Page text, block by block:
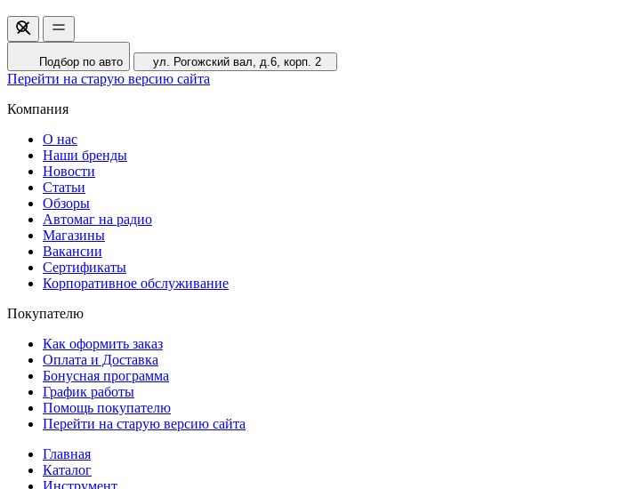
Подбор по авто ул. Рогожский вал, д.6, корп. 2
Перейти на старую версию сайта
Компания
О нас
Наши бренды
Новости
Статьи
Обзоры
Автомаг на радио
Магазины
Вакансии
Сертификаты
Корпоративное обслуживание
Покупателю
Как оформить заказ
Оплата и Доставка
Бонусная программа
График работы
Помощь покупателю
Перейти на старую версию сайта
Главная
Каталог
Инструмент